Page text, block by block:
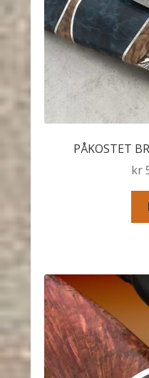
PÅKOSTET
kr